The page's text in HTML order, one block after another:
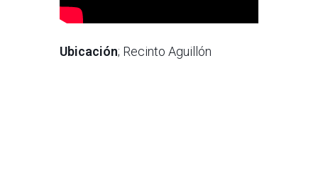
Ubicación; Recinto Aguillón